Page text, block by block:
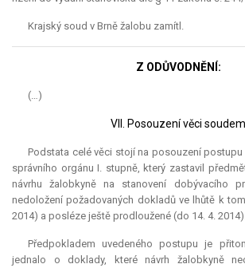
Krajský soud v Brně žalobu zamítl.
Z ODŮVODNĚNÍ:
(…)
VII. Posouzení věci soudem
Podstata celé věci stojí na posouzení postupu
správního orgánu I. stupně, který zastavil
návrhu žalobkyně na stanovení dobývacího
nedoložení požadovaných dokladů ve lhůtě k
2014) a posléze ještě prodloužené (do 14. 4.
Předpokladem uvedeného postupu je
jednalo o doklady, které návrh žalobkyně